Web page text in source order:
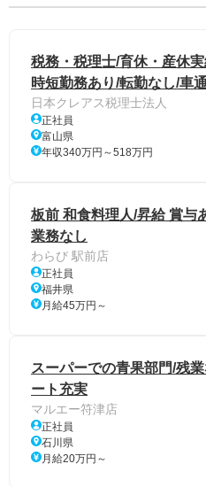
税務・税理士/育休・産休
時短勤務あり/転勤なし/車
日本クレアス税理士法人
正社員
富山県
年収340万円～518万円
板前 和食料理人/昇給 賞与
業務なし
わらび 駅前店
正社員
福井県
月給45万円～
スーパーでの青果部門/残
ート充実
マルエー符津店
正社員
石川県
月給20万円～